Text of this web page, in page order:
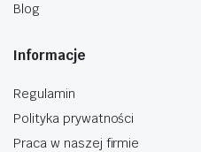
Blog
Informacje
Regulamin
Polityka prywatności
Praca w naszej firmie